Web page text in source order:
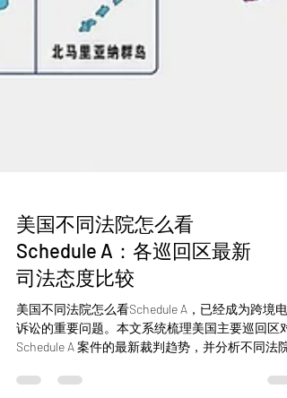
美国不同法院怎么看
Schedule A：各巡回区最新
司法态度比较
美国不同法院怎么看Schedule A，已经成为跨境电
诉讼的重要问题。本文系统梳理美国主要巡回区对
原告和被告可能带来的实际影响。